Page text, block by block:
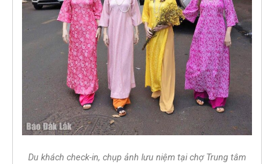
Du khách check-in, chụp ảnh lưu niệm tại chợ Trung tâm